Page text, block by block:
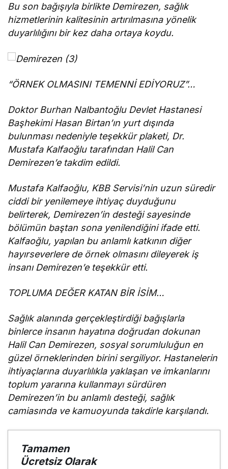
Bu son bağışıyla birlikte Demirezen, sağlık
hizmetlerinin kalitesinin artırılmasına yönelik
duyarlılığını bir kez daha ortaya koydu.
“ÖRNEK OLMASINI TEMENNİ EDİYORUZ”…
Doktor Burhan Nalbantoğlu Devlet Hastanesi
Başhekimi Hasan Birtan’ın yurt dışında
bulunması nedeniyle teşekkür plaketi, Dr.
Mustafa Kalfaoğlu tarafından Halil Can
Demirezen’e takdim edildi.
Mustafa Kalfaoğlu, KBB Servisi’nin uzun süredir
ciddi bir yenilemeye ihtiyaç duyduğunu
belirterek, Demirezen’in desteği sayesinde
bölümün baştan sona yenilendiğini ifade etti.
Kalfaoğlu, yapılan bu anlamlı katkının diğer
hayırseverlere de örnek olmasını dileyerek iş
insanı Demirezen’e teşekkür etti.
TOPLUMA DEĞER KATAN BİR İSİM…
Sağlık alanında gerçekleştirdiği bağışlarla
binlerce insanın hayatına doğrudan dokunan
Halil Can Demirezen, sosyal sorumluluğun en
güzel örneklerinden birini sergiliyor. Hastanelerin
ihtiyaçlarına duyarlılıkla yaklaşan ve imkanlarını
toplum yararına kullanmayı sürdüren
Demirezen’in bu anlamlı desteği, sağlık
camiasında ve kamuoyunda takdirle karşılandı.
Tamamen
Ücretsiz Olarak